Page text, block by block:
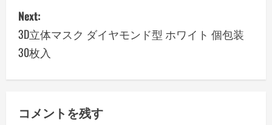
s
t
n
v
Next:
3D立体マスク ダイヤモンド型 ホワイト 個包装
30枚入
コメントを残す